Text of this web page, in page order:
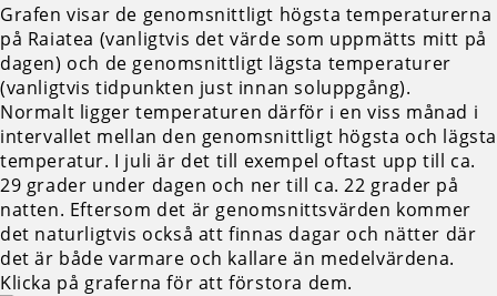
Grafen visar de genomsnittligt högsta temperaturerna
på Raiatea (vanligtvis det värde som uppmätts mitt på
dagen) och de genomsnittligt lägsta temperaturer
(vanligtvis tidpunkten just innan soluppgång).
Normalt ligger temperaturen därför i en viss månad i
intervallet mellan den genomsnittligt högsta och lägsta
temperatur. I juli är det till exempel oftast upp till ca.
29 grader under dagen och ner till ca. 22 grader på
natten. Eftersom det är genomsnittsvärden kommer
det naturligtvis också att finnas dagar och nätter där
det är både varmare och kallare än medelvärdena.
Klicka på graferna för att förstora dem.